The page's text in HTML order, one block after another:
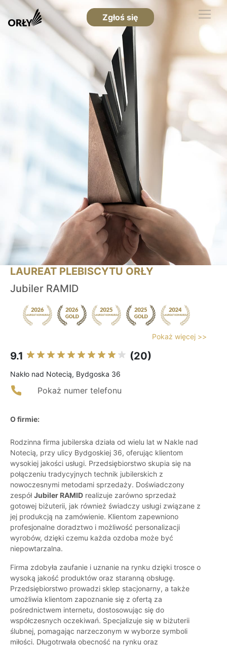
Zgłoś się
LAUREAT PLEBISCYTU ORŁY
Jubiler RAMID
Pokaż więcej >>
9.1 (20)
Nakło nad Notecią, Bydgoska 36
Pokaż numer telefonu
O firmie:
Rodzinna firma jubilerska działa od wielu lat w Nakle nad
Notecią, przy ulicy Bydgoskiej 36, oferując klientom
wysokiej jakości usługi. Przedsiębiorstwo skupia się na
połączeniu tradycyjnych technik jubilerskich z
nowoczesnymi metodami sprzedaży. Doświadczony
zespółJubiler RAMID realizuje zarówno sprzedaż
gotowej biżuterii, jak również świadczy usługi związane z
jej produkcją na zamówienie. Klientom zapewniono
profesjonalne doradztwo i możliwość personalizacji
wyrobów, dzięki czemu każda ozdoba może być
niepowtarzalna.
Firma zdobyła zaufanie i uznanie na rynku dzięki trosce o
wysoką jakość produktów oraz staranną obsługę.
Przedsiębiorstwo prowadzi sklep stacjonarny, a także
umożliwia klientom zapoznanie się z ofertą za
pośrednictwem internetu, dostosowując się do
współczesnych oczekiwań. Specjalizuje się w biżuterii
ślubnej, pomagając narzeczonym w wyborze symboli
miłości. Długotrwała obecność na rynku oraz